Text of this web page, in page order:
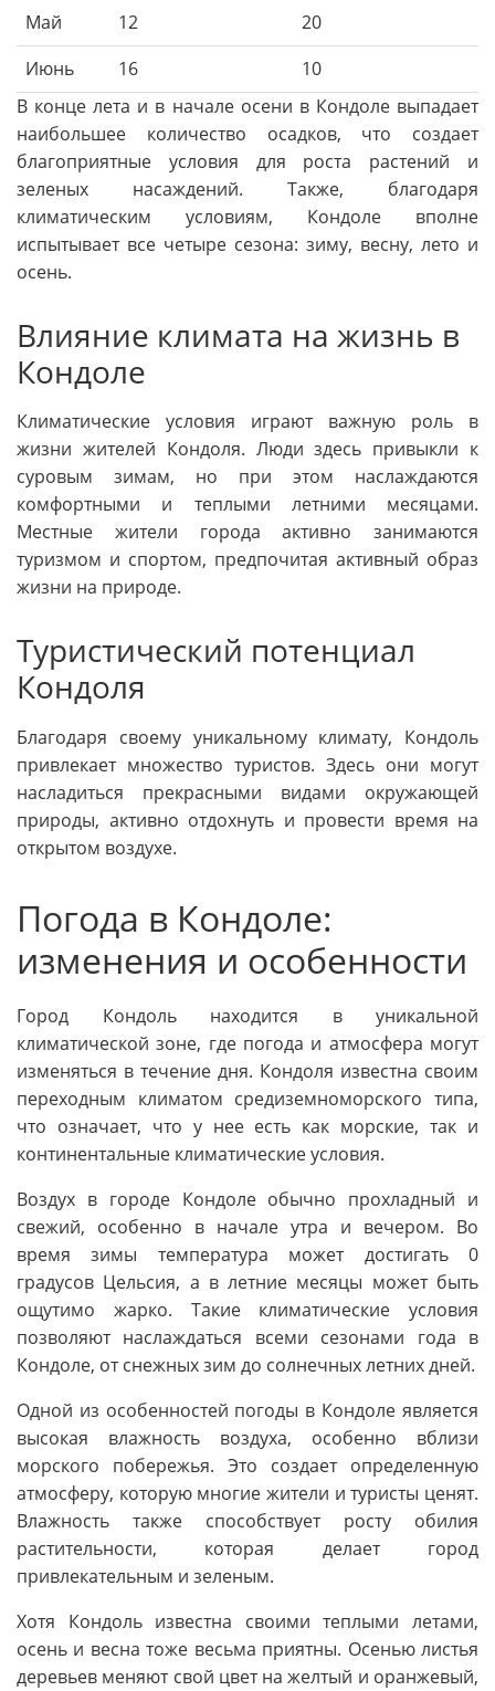
Май 12
20
Июнь
16
10
В конце лета и в начале осени в Кондоле выпадает
наибольшее количество осадков, что создает
благоприятные условия для роста растений и
зеленых насаждений. Также, благодаря
климатическим условиям, Кондоле вполне
испытывает все четыре сезона: зиму, весну, лето и
осень.
Влияние климата на жизнь в
Кондоле
Климатические условия играют важную роль в
жизни жителей Кондоля. Люди здесь привыкли к
суровым зимам, но при этом наслаждаются
комфортными и теплыми летними месяцами.
Местные жители города активно занимаются
туризмом и спортом, предпочитая активный образ
жизни на природе.
Туристический потенциал
Кондоля
Благодаря своему уникальному климату, Кондоль
привлекает множество туристов. Здесь они могут
насладиться прекрасными видами окружающей
природы, активно отдохнуть и провести время на
открытом воздухе.
Погода в Кондоле:
изменения и особенности
Город Кондоль находится в уникальной
климатической зоне, где погода и атмосфера могут
изменяться в течение дня. Кондоля известна своим
переходным климатом средиземноморского типа,
что означает, что у нее есть как морские, так и
континентальные климатические условия.
Воздух в городе Кондоле обычно прохладный и
свежий, особенно в начале утра и вечером. Во
время зимы температура может достигать 0
градусов Цельсия, а в летние месяцы может быть
ощутимо жарко. Такие климатические условия
позволяют наслаждаться всеми сезонами года в
Кондоле, от снежных зим до солнечных летних дней.
Одной из особенностей погоды в Кондоле является
высокая влажность воздуха, особенно вблизи
морского побережья. Это создает определенную
атмосферу, которую многие жители и туристы ценят.
Влажность также способствует росту обилия
растительности, которая делает город
привлекательным и зеленым.
Хотя Кондоль известна своими теплыми летами,
осень и весна тоже весьма приятны. Осенью листья
деревьев меняют свой цвет на желтый и оранжевый,